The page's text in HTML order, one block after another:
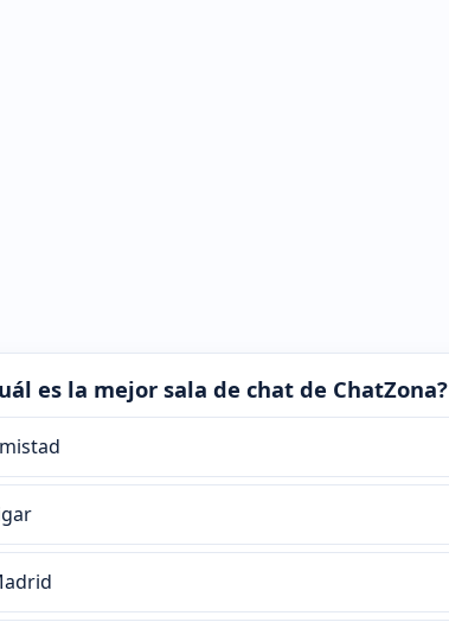
es la mejor sala de chat de ChatZona?